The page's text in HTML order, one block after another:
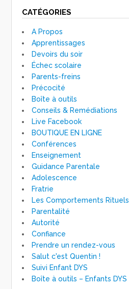
CATÉGORIES
A Propos
Apprentissages
Devoirs du soir
Échec scolaire
Parents-freins
Précocité
Boîte à outils
Conseils & Remédiations
Live Facebook
BOUTIQUE EN LIGNE
Conférences
Enseignement
Guidance Parentale
Adolescence
Fratrie
Les Comportements Rituels
Parentalité
Autorité
Confiance
Prendre un rendez-vous
Salut c'est Quentin !
Suivi Enfant DYS
Boîte à outils – Enfants DYS